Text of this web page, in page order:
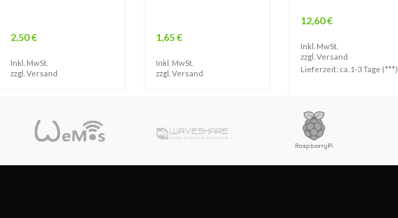
2,50€
Inkl. MwSt.
zzgl. Versand
1,65€
Inkl. MwSt.
zzgl. Versand
12,60€
Inkl. MwSt.
zzgl.Versand
Lieferzeit: ca. 1-3 Tage (***)